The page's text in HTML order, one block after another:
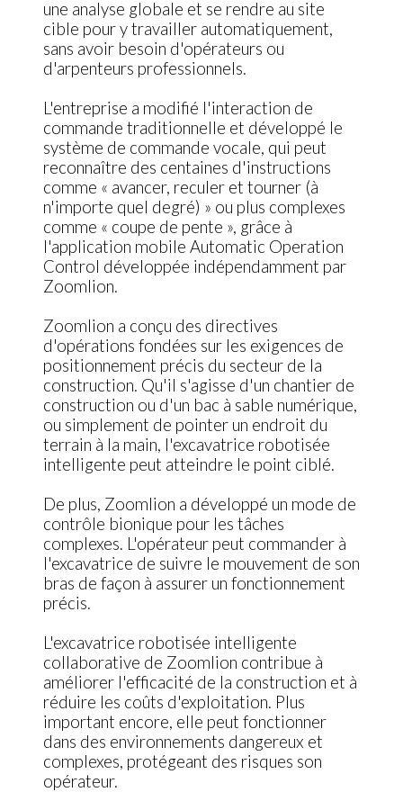
une analyse globale et se rendre au site
cible pour y travailler automatiquement,
sans avoir besoin d'opérateurs ou
d'arpenteurs professionnels.
L'entreprise a modifié l'interaction de
commande traditionnelle et développé le
système de commande vocale, qui peut
reconnaître des centaines d'instructions
comme « avancer, reculer et tourner (à
n'importe quel degré) » ou plus complexes
comme « coupe de pente », grâce à
l'application mobile Automatic Operation
Control développée indépendamment par
Zoomlion.
Zoomlion a conçu des directives
d'opérations fondées sur les exigences de
positionnement précis du secteur de la
construction. Qu'il s'agisse d'un chantier de
construction ou d'un bac à sable numérique,
ou simplement de pointer un endroit du
terrain à la main, l'excavatrice robotisée
intelligente peut atteindre le point ciblé.
De plus, Zoomlion a développé un mode de
contrôle bionique pour les tâches
complexes. L'opérateur peut commander à
l'excavatrice de suivre le mouvement de son
bras de façon à assurer un fonctionnement
précis.
L'excavatrice robotisée intelligente
collaborative de Zoomlion contribue à
améliorer l'efficacité de la construction et à
réduire les coûts d'exploitation. Plus
important encore, elle peut fonctionner
dans des environnements dangereux et
complexes, protégeant des risques son
opérateur.